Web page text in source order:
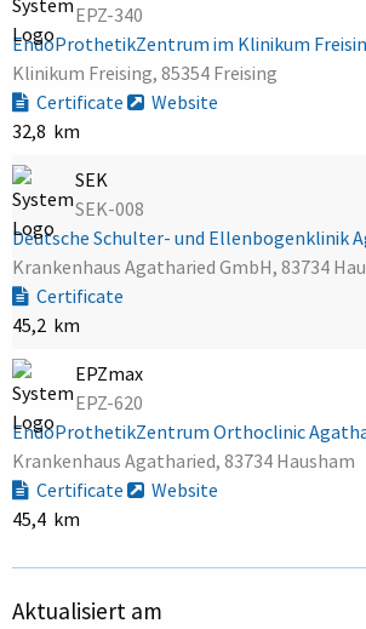
EPZ-340
EndoProthetikZentrum im Klinikum
Klinikum Freising, 85354 Freising
Certificate
Website
32,8 km
SEK
SEK-008
Deutsche Schulter- und Ellenbogenklinik
Krankenhaus Agatharied GmbH, 83734
Certificate
45,2 km
EPZmax
EPZ-620
EndoProthetikZentrum Orthoclinic
Krankenhaus Agatharied, 83734 Hausham
Certificate
Website
45,4 km
Aktualisiert am